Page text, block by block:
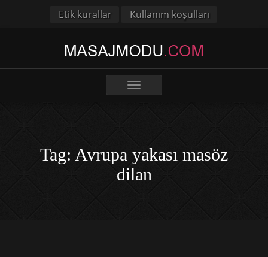
Etik kurallar Kullanım koşulları
Toggle
Tag: Avrupa yakası masöz
dilan